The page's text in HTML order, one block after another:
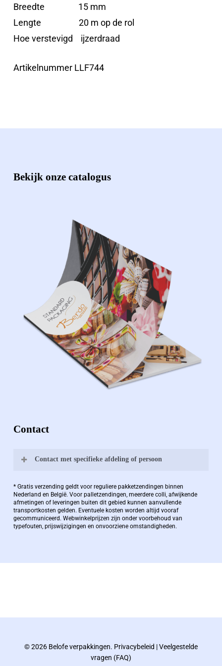
Breedte 15 mm
Lengte 20 m op de rol
Hoe verstevigd ijzerdraad
Artikelnummer LLF744
Bekijk onze catalogus
Contact
Contact met specifieke afdeling of persoon
Bernard Pauwels:
Zaakvoerder Berdo
bernard@berdo.be
Bernard werkt 25 uur per dag en draait voor
* Gratis verzending geldt voor reguliere pakketzendingen binnen
Nederland en België. Voor palletzendingen, meerdere colli, afwijkende
afmetingen of leveringen buiten dit gebied kunnen aanvullende
transportkosten gelden. Eventuele kosten worden altijd vooraf
gecommuniceerd. Webwinkelprijzen zijn onder voorbehoud van
typefouten, prijswijzigingen en onvoorziene omstandigheden.
© 2026 Belofe verpakkingen. Privacybeleid |Veelgestelde
vragen (FAQ)